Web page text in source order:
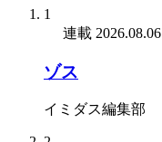
1
連載 2026.08.06
ゾス
イミダス編集部